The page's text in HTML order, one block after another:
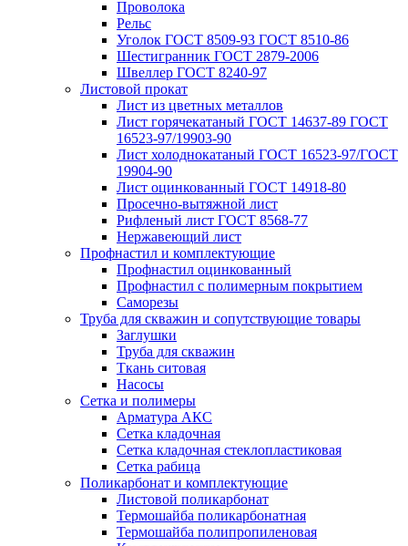
Проволока
Рельс
Уголок ГОСТ 8509-93 ГОСТ 8510-86
Шестигранник ГОСТ 2879-2006
Швеллер ГОСТ 8240-97
Листовой прокат
Лист из цветных металлов
Лист горячекатаный ГОСТ 14637-89 ГОСТ
16523-97/19903-90
Лист холоднокатаный ГОСТ 16523-97/ГОСТ
19904-90
Лист оцинкованный ГОСТ 14918-80
Просечно-вытяжной лист
Рифленый лист ГОСТ 8568-77
Нержавеющий лист
Профнастил и комплектующие
Профнастил оцинкованный
Профнастил с полимерным покрытием
Саморезы
Труба для скважин и сопутствующие товары
Заглушки
Труба для скважин
Ткань ситовая
Насосы
Сетка и полимеры
Арматура АКС
Сетка кладочная
Сетка кладочная стеклопластиковая
Сетка рабица
Поликарбонат и комплектующие
Листовой поликарбонат
Термошайба поликарбонатная
Термошайба полипропиленовая